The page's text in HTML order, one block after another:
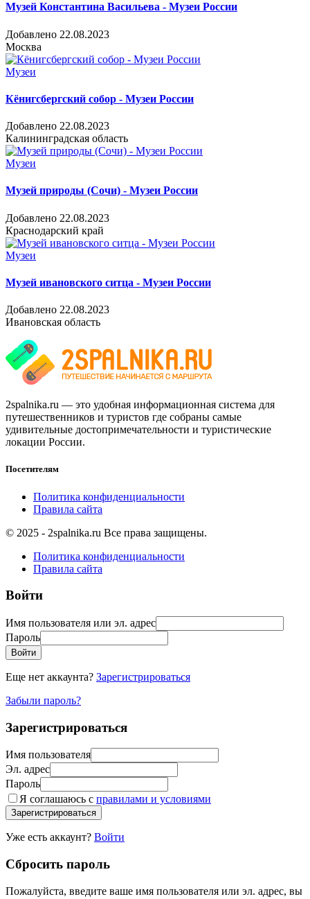
Музей Константина Васильева - Музеи России
Добавлено 22.08.2023
Москва
Музеи
Кёнигсбергский собор - Музеи России
Добавлено 22.08.2023
Калининградская область
Музеи
Музей природы (Сочи) - Музеи России
Добавлено 22.08.2023
Краснодарский край
Музеи
Музей ивановского ситца - Музеи России
Добавлено 22.08.2023
Ивановская область
2spalnika.ru — это удобная информационная система для
путешественников и туристов где собраны самые
удивительные достопримечательности и туристические
локации России.
Посетителям
Политика конфиденциальности
Правила сайта
© 2025 - 2spalnika.ru Все права защищены.
Политика конфиденциальности
Правила сайта
Войти
Имя пользователя или эл. адрес
Пароль
Войти
Еще нет аккаунта? Зарегистрироваться
Забыли пароль?
Зарегистрироваться
Имя пользователя
Эл. адрес
Пароль
Я соглашаюсь с правилами и условиями
Зарегистрироваться
Уже есть аккаунт? Войти
Сбросить пароль
Пожалуйста, введите ваше имя пользователя или эл. адрес, вы